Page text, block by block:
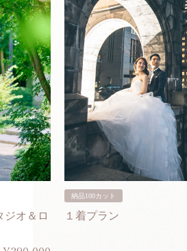
ジオ＆ロ
納品100カット
１着プラン